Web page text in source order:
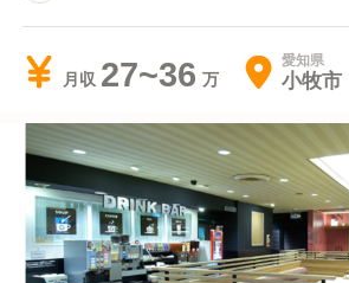
月収 27~36 愛知県
小牧市